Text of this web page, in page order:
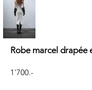
Robe marcel drapée
1'700.-